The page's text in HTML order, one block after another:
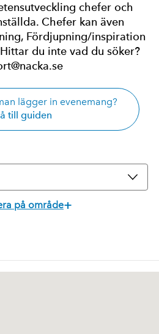
chefer och
Chefer kan även
Fördjupning/inspiration
du inte vad du söker?
lägger in evenemang?
till guiden
på område+